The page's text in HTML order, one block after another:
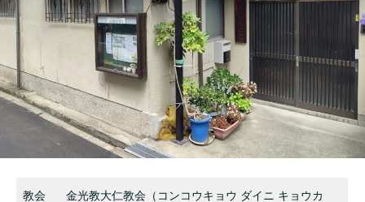
教会
金光教大仁教会（コンコウキョウ ダイニ キョウカ